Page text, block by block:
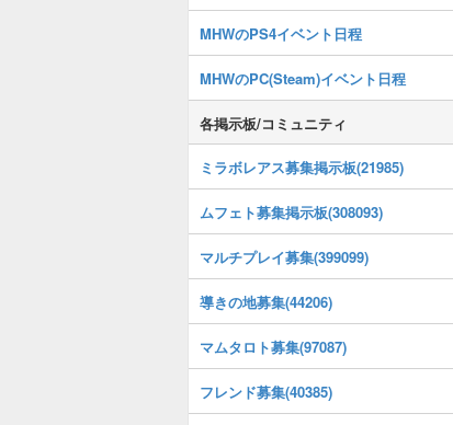
MHWのPS4イベント日程
MHWのPC(Steam)イベント日程
各掲示板/コミュニティ
ミラボレアス募集掲示板(21985)
ムフェト募集掲示板(308093)
マルチプレイ募集(399099)
導きの地募集(44206)
マムタロト募集(97087)
フレンド募集(40385)